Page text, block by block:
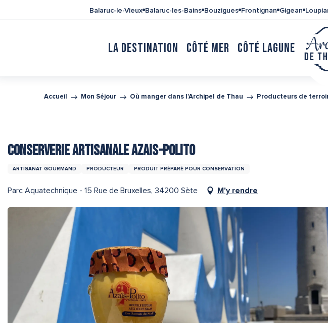
au
Balaruc-le-Vieux Balaruc-les-Bains Bouzigues Frontignan Gigean
LA DESTINATION CÔTÉ MER CÔTÉ LAGUNE
Accueil Mon Séjour Où manger dans l’Archipel de Thau Producteurs de
CONSERVERIE ARTISANALE AZAIS-POLITO
ARTISANAT GOURMAND PRODUCTEUR PRODUIT PRÉPARÉ POUR CONSERVATION
Parc Aquatechnique - 15 Rue de Bruxelles, 34200 Sète M'y rendre